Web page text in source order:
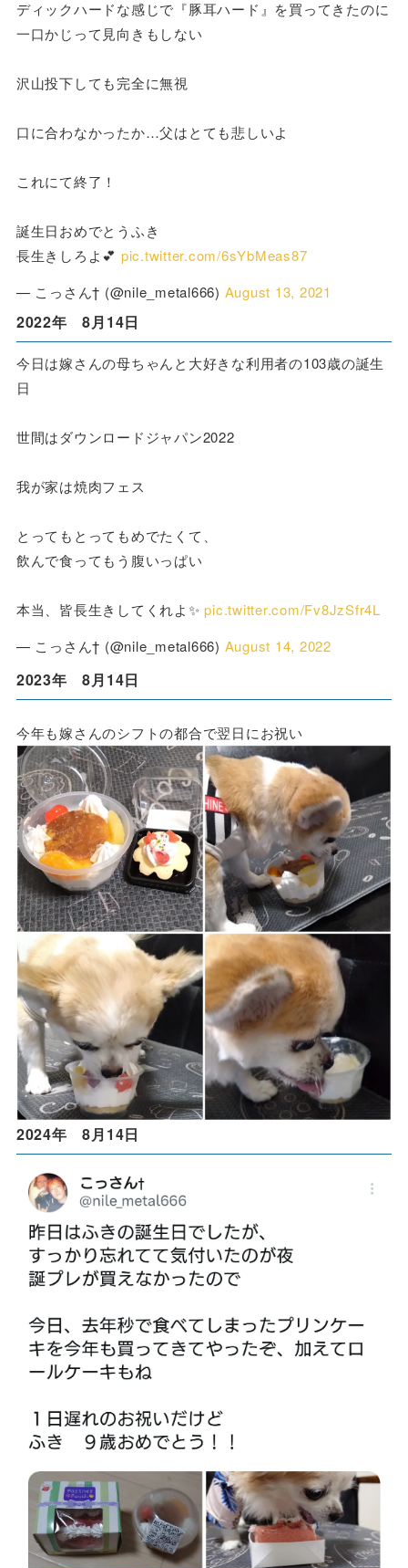
ディックハードな感じで『豚耳ハード』を買ってきたのに
一口かじって見向きもしない
沢山投下しても完全に無視
口に合わなかったか…父はとても悲しいよ
これにて終了！
誕生日おめでとうふき
長生きしろよ💕 pic.twitter.com/6sYbMeas87
— こっさん† (@nile_metal666) August 13, 2021
2022年 8月14日
今日は嫁さんの母ちゃんと大好きな利用者の103歳の誕生
日
世間はダウンロードジャパン2022
我が家は焼肉フェス
とってもとってもめでたくて、
飲んで食ってもう腹いっぱい
本当、皆長生きしてくれよ✨pic.twitter.com/Fv8JzSfr4L
— こっさん† (@nile_metal666) August 14, 2022
2023年 8月14日
今年も嫁さんのシフトの都合で翌日にお祝い
2024年 8月14日